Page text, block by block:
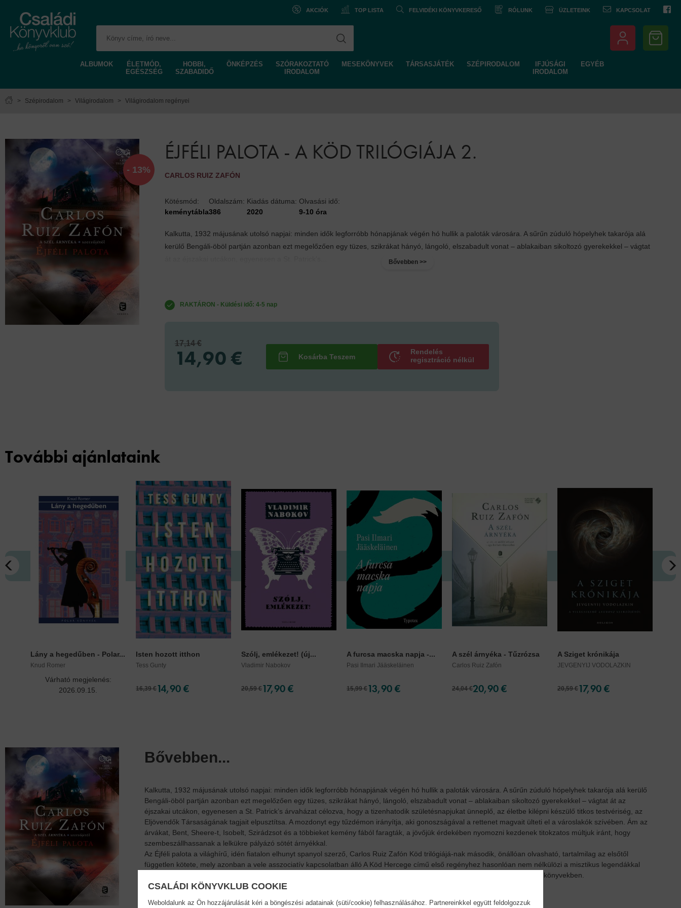
AKCIÓK TOP LISTA FELVIDÉKI KÖNYVKERESŐ RÓLUNK ÜZLETEINK KAPCSOLAT
ALBUMOK
ÉLETMÓD,
EGÉSZSÉG
HOBBI,
SZABADIDŐ
ÖNKÉPZÉS
SZÓRAKOZTATÓ
IRODALOM
MESEKÖNYVEK TÁRSASJÁTÉK SZÉPIRODALOM
IFJÚSÁGI
IRODALOM
EGYÉB
> Szépirodalom > Világirodalom > Világirodalom regényei
- 13%
ÉJFÉLI PALOTA - A KÖD TRILÓGIÁJA 2.
CARLOS RUIZ ZAFÓN
Kötésmód:
keménytábla
Oldalszám:
386
Kiadás dátuma:
2020
Olvasási idő:
9-10 óra
Kalkutta, 1932 májusának utolsó napjai: minden idők legforróbb hónapjának végén hó hullik a paloták városára. A sűrűn zúduló hópelyhek takarója alá
kerülő Bengáli-öböl partján azonban ezt megelőzően egy tüzes, szikrákat hányó, lángoló, elszabadult vonat – ablakaiban sikoltozó gyerekekkel – vágtat
Bővebben >>
RAKTÁRON - Küldési idő: 4-5 nap
17,14 €
14,90 €
Rendelés
regisztráció nélkül
További ajánlataink
Lány a hegedűben - Polar...
Knud Romer
Várható megjelenés:
2026.09.15.
Isten hozott itthon
Tess Gunty
16,39 €14,90 €
Szólj, emlékezet! (új...
Vladimir Nabokov
20,59 €17,90 €
A furcsa macska napja -...
Pasi Ilmari Jääskeläinen
15,99 €13,90 €
A szél árnyéka - Tűzrózsa
Carlos Ruiz Zafón
24,04 €20,90 €
A Sziget krónikája
JEVGENYIJ VODOLAZKIN
20,59 €17,90 €
Bővebben...
Kalkutta, 1932 májusának utolsó napjai: minden idők legforróbb hónapjának végén hó hullik a paloták városára. A sűrűn zúduló hópelyhek takarója alá kerülő
Bengáli-öböl partján azonban ezt megelőzően egy tüzes, szikrákat hányó, lángoló, elszabadult vonat – ablakaiban sikoltozó gyerekekkel – vágtat át az
éjszakai utcákon, egyenesen a St. Patrick’s árvaházat célozva, hogy a tizenhatodik születésnapjukat ünneplő, az életbe kilépni készülő titkos testvériség, az
Eljövendők Társaságának tagjait elpusztítsa. A mozdonyt egy tűzdémon irányítja, aki gonoszságával a rettenet magvait ülteti el a városlakók szívében. Ám az
árvákat, Bent, Sheere-t, Isobelt, Szirádzsot és a többieket kemény fából faragták, a jövőjük érdekében nyomozni kezdenek titokzatos múltjuk iránt, hogy
szembeszállhassanak a lelkükre pályázó sötét árnyékkal.
Az Éjféli palota a világhírű, idén fiatalon elhunyt spanyol szerző, Carlos Ruiz Zafón Köd trilógiájá-nak második, önállóan olvasható, tartalmilag az elsőtől
független kötete, mely azonban a vele asszociatív kapcsolatban álló A Köd Hercege című első regényhez hasonlóan nem nélkülözi a misztikus legendákkal
övezett rejtélyes kalandokat. Amelyek aztán továbböröklődhetnek a holt lelkek titkos suttogása írta láthatatlan oldalakból álló könyvekben.
CSALÁDI KÖNYVKLUB COOKIE
Weboldalunk az Ön hozzájárulását kéri a böngészési adatainak (süti/cookie) felhasználásához. Partnereinkkel együtt feldolgozzuk